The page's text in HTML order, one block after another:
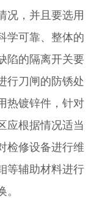
况，并且要选用
学可靠、整体的
陷的隔离开关要
行刀闸的防锈处
热镀锌件，针对
应根据情况适当
检修设备进行维
等辅助材料进行